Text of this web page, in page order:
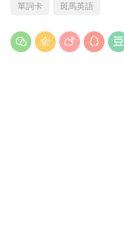
單詞卡 斑馬英語